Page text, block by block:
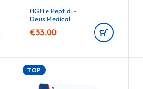
HGH e Peptidi
Deus Medical
€33.00
TOP